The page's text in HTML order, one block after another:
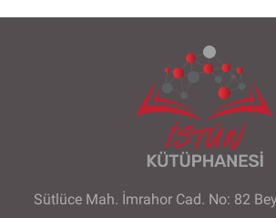
Sütlüce Mah. İmrahor Cad. No: 82